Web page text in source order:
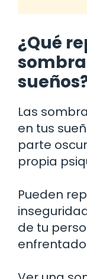
¿Qué
Las
en tus
parte
propia
Pueden
de tu